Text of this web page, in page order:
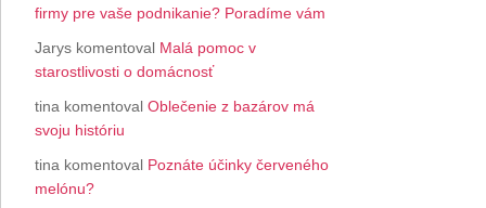
firmy pre vaše podnikanie? Poradíme vám
Jarys komentoval Malá pomoc v
starostlivosti o domácnosť
tina komentovalOblečenie z bazárov má
svoju históriu
tina komentoval Poznáte účinky červeného
melónu?